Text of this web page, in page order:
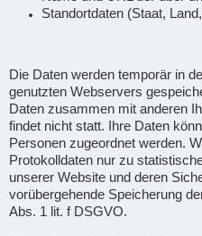
Standortdaten (Staat,
Die Daten werden temporär in
genutzten Webservers
Daten zusammen mit anderen
findet nicht statt. Ihre Daten
Personen zugeordnet werden.
Protokolldaten nur zu
unserer Website und deren
vorübergehende Speicherung
Abs. 1 lit. f DSGVO.